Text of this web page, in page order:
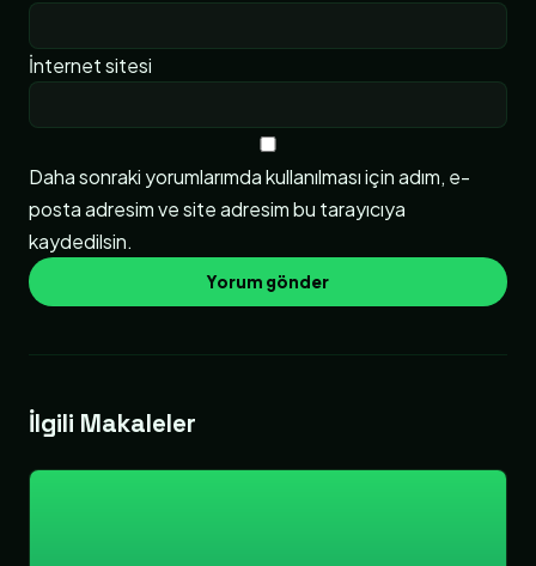
İnternet sitesi
Daha sonraki yorumlarımda kullanılması için adım, e-
posta adresim ve site adresim bu tarayıcıya
kaydedilsin.
İlgili Makaleler